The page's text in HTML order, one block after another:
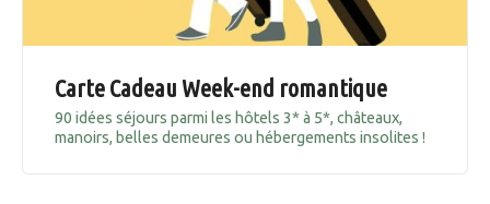
Carte Cadeau Week-end romantique
90 idées séjours parmi les hôtels 3* à 5*, châteaux,
manoirs, belles demeures ou hébergements insolites !